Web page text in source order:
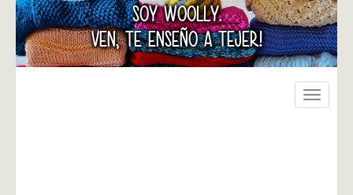
SOY WOOLLY.
VEN, TE ENSEÑO A TEJER!
Toggle